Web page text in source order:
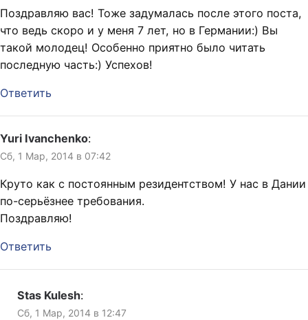
Поздравляю вас! Тоже задумалась после этого поста,
что ведь скоро и у меня 7 лет, но в Германии:) Вы
такой молодец! Особенно приятно было читать
последную часть:) Успехов!
Ответить
Yuri Ivanchenko:
Сб, 1 Мар, 2014 в 07:42
Круто как с постоянным резидентством! У нас в Дании
по-серьёзнее требования.
Поздравляю!
Ответить
Stas Kulesh:
Сб, 1 Мар, 2014 в 12:47